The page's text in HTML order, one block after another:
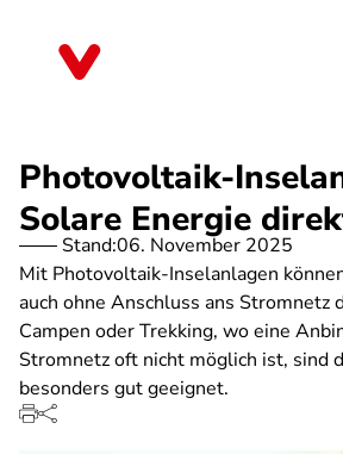
Photovoltaik-
Solare Energie
Stand:06. November 2025
Mit Photovoltaik-Inselanlagen
auch ohne Anschluss ans Stromnetz
Campen oder Trekking, wo eine
Stromnetz oft nicht möglich ist, sind
besonders gut geeignet.